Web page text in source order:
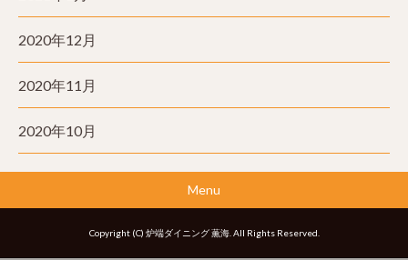
2020年12月
2020年11月
2020年10月
Menu
Copyright (C) 炉端ダイニング 薫海. All Rights Reserved.